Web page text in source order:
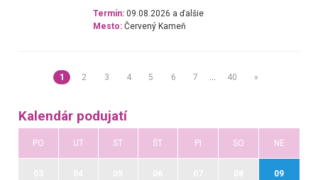
Termín: 09.08.2026 a ďalšie
Mesto: Červený Kameň
1 2 3 4 5 6 7 40 »
Kalendár podujatí
PO UT ST ŠT PI SO NE
09